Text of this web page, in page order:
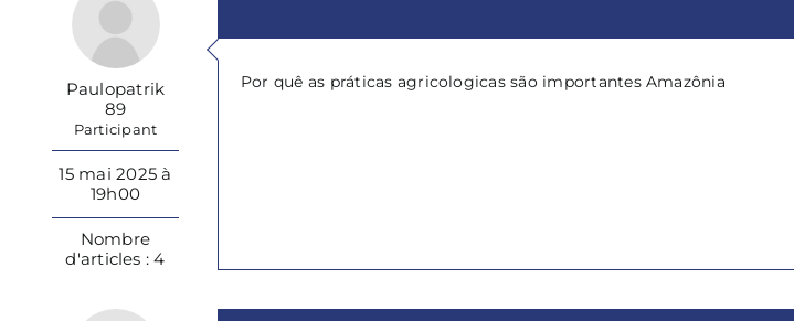
Paulopatrik
89
Participant
15 mai 2025 à
19h00
Nombre
d'articles : 4
Por quê as práticas agricologicas são importantes Amazônia